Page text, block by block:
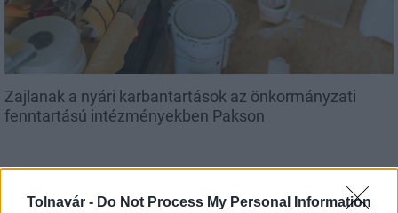
Tolnavár - Do Not Process My Personal Information
Zajlanak a nyári karbantartások az önkormányzati
fenntartású intézményekben Pakson